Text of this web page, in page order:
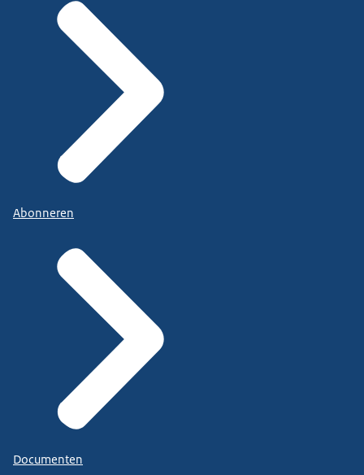
Abonneren
Documenten